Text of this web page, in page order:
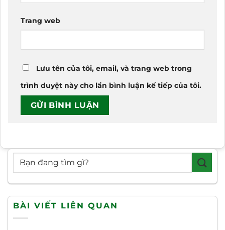
Trang web
Lưu tên của tôi, email, và trang web trong
trình duyệt này cho lần bình luận kế tiếp của tôi.
BÀI VIẾT LIÊN QUAN